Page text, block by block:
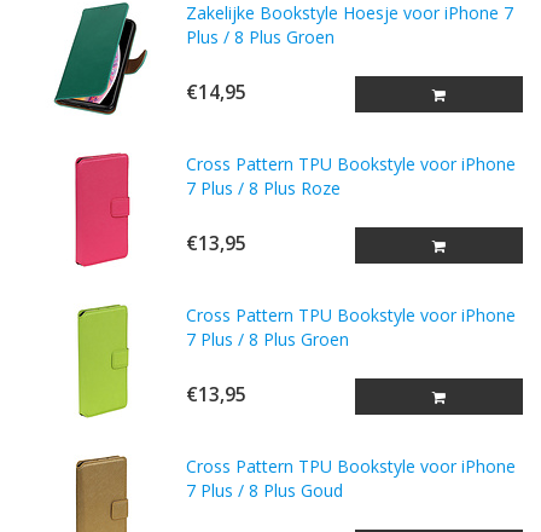
Zakelijke Bookstyle Hoesje voor iPhone 7
Plus / 8 Plus Groen
€14,95
Cross Pattern TPU Bookstyle voor iPhone
7 Plus / 8 Plus Roze
€13,95
Cross Pattern TPU Bookstyle voor iPhone
7 Plus / 8 Plus Groen
€13,95
Cross Pattern TPU Bookstyle voor iPhone
7 Plus / 8 Plus Goud